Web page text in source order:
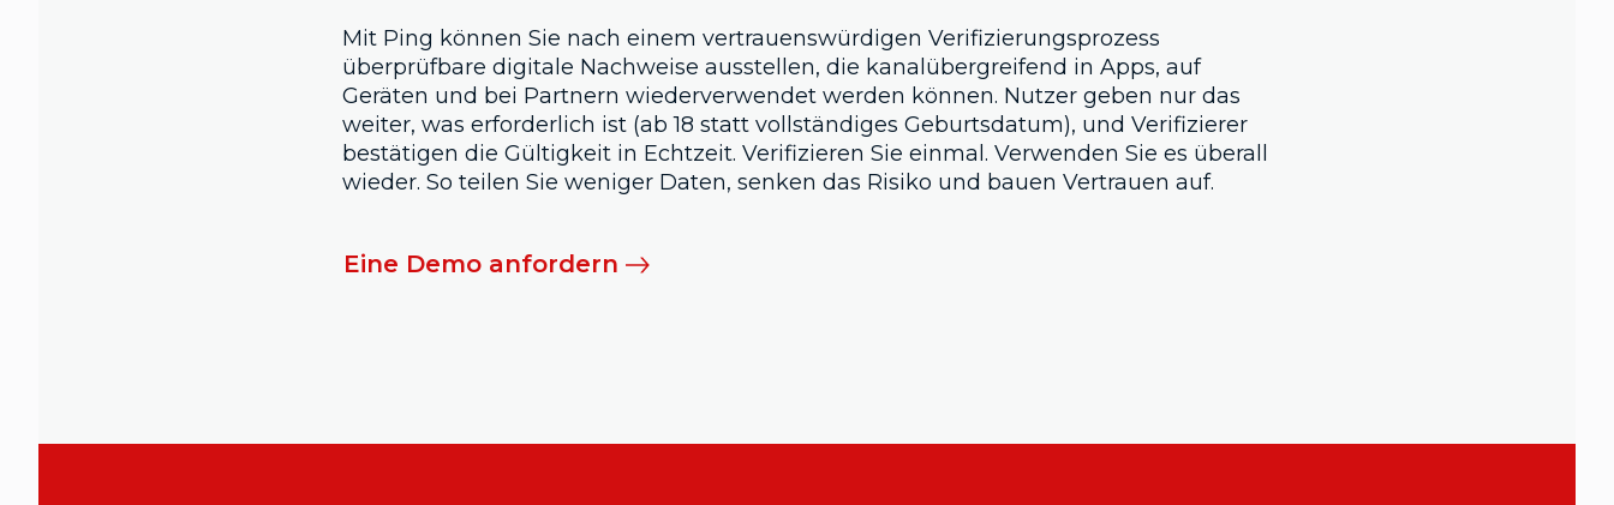
Mit Ping können Sie nach einem vertrauenswürdigen Verifizierungsprozess
überprüfbare digitale Nachweise ausstellen, die kanalübergreifend in Apps, auf
Geräten und bei Partnern wiederverwendet werden können. Nutzer geben nur das
weiter, was erforderlich ist (ab 18 statt vollständiges Geburtsdatum), und Verifizierer
bestätigen die Gültigkeit in Echtzeit. Verifizieren Sie einmal. Verwenden Sie es überall
wieder. So teilen Sie weniger Daten, senken das Risiko und bauen Vertrauen auf.
Eine Demo anfordern